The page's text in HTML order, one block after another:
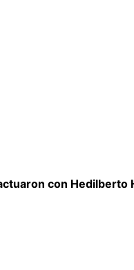
con Hedilberto